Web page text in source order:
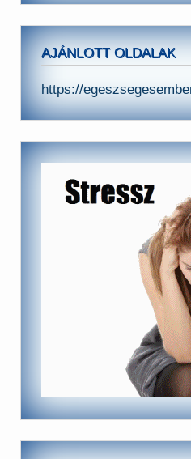
AJÁNLOTT OLDALAK
https://